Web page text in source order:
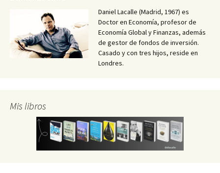
Daniel Lacalle (Madrid, 1967) es
Doctor en Economía, profesor de
Economía Global y Finanzas, además
de gestor de fondos de inversión.
Casado y con tres hijos, reside en
Londres.
Mis libros